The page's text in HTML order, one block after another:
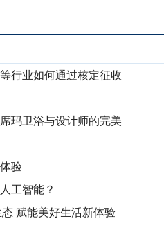
行业如何通过核定征收
玛卫浴与设计师的完美
验
工智能？
赋能美好生活新体验